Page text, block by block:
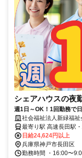
シェアハウスの夜
週1日～OK！1回勤務で
社会福祉法人新緑福
最寄り駅 高速長田駅・地下鉄永田駅 アク
鉄永田駅」から徒歩7分
日給24,624円以上
兵庫県神戸市長田区
勤務時間 ・16:00〜